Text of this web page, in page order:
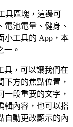
具區塊，這邊可
池電量、健身、
小工具的 App，本
一。
具，可以讓我們在
方的焦點位置，
段重要的文字，
輯內容，也可以搭
自動更改顯示的內